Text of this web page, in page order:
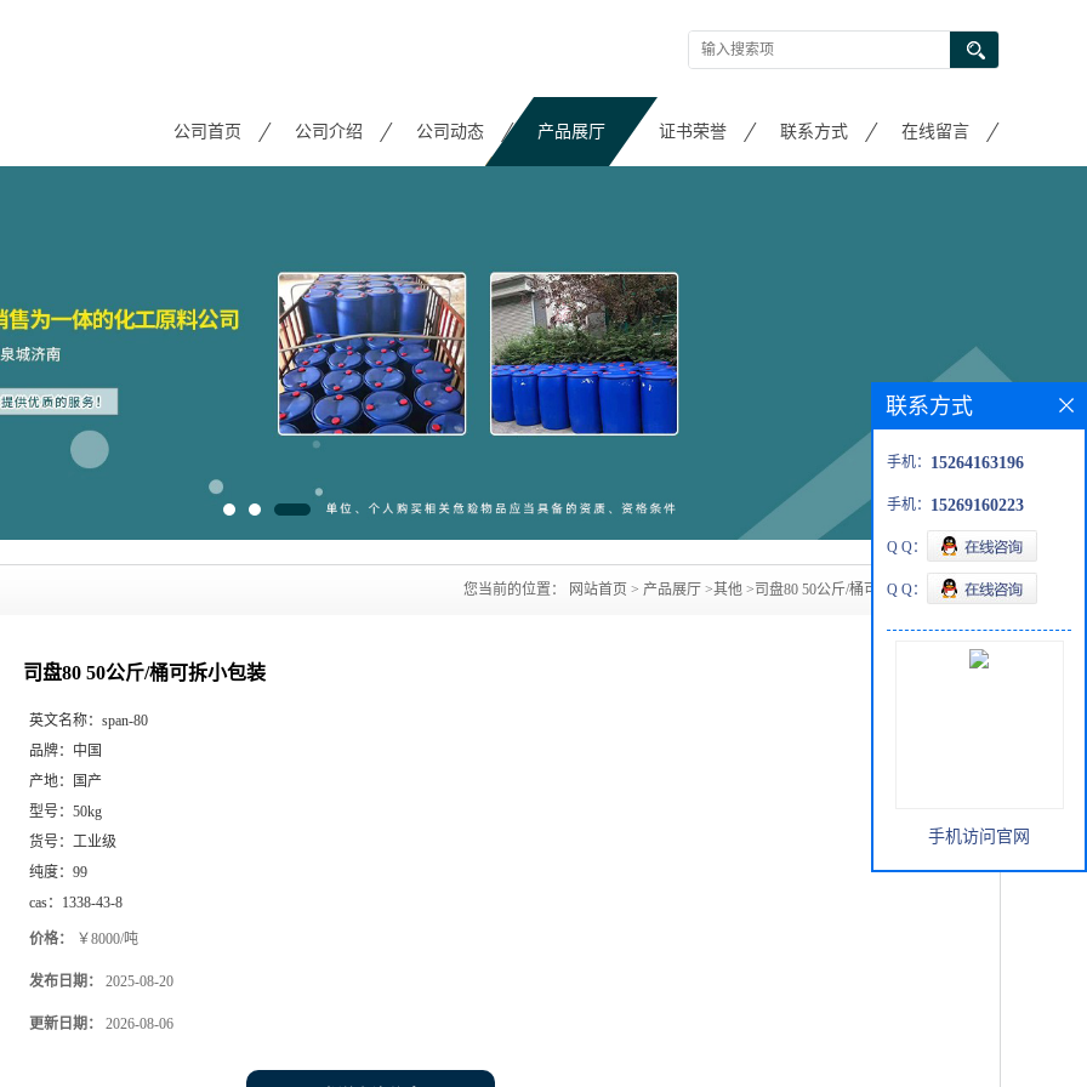
公司首页 公司介绍 公司动态 产品展厅 证书荣誉 联系方式 在线留言
您当前的位置： 网站首页 > 产品展厅 >其他 >司盘80 50公斤/桶可拆小包装
司盘80 50公斤/桶可拆小包装
英文名称： span-80
品牌： 中国
产地：
国产
型号： 50kg
货号： 工业级
纯度： 99
cas： 1338-43-8
价格： ￥8000/吨
发布日期： 2025-08-20
更新日期： 2026-08-06
联系方式
手机： 15264163196
手机： 15269160223
Q Q：
Q Q：
手机访问官网